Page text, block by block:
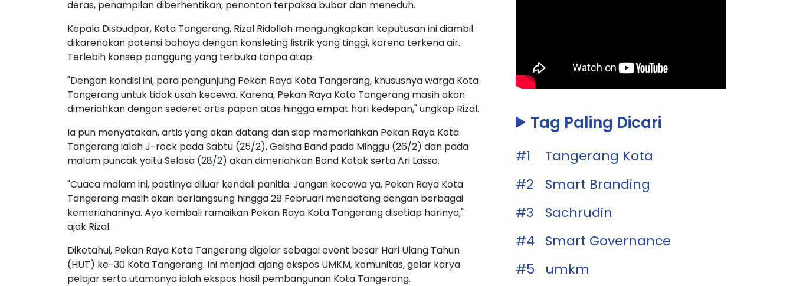
deras, penampilan diberhentikan, penonton terpaksa bubar dan meneduh.
Kepala Disbudpar, Kota Tangerang, Rizal Ridolloh mengungkapkan keputusan ini diambil
dikarenakan potensi bahaya dengan konsleting listrik yang tinggi, karena terkena air.
Terlebih konsep panggung yang terbuka tanpa atap.
"Dengan kondisi ini, para pengunjung Pekan Raya Kota Tangerang, khususnya warga Kota
Tangerang untuk tidak usah kecewa. Karena, Pekan Raya Kota Tangerang masih akan
dimeriahkan dengan sederet artis papan atas hingga empat hari kedepan," ungkap Rizal.
Ia pun menyatakan, artis yang akan datang dan siap memeriahkan Pekan Raya Kota
Tangerang ialah J-rock pada Sabtu (25/2), Geisha Band pada Minggu (26/2) dan pada
malam puncak yaitu Selasa (28/2) akan dimeriahkan Band Kotak serta Ari Lasso.
"Cuaca malam ini, pastinya diluar kendali panitia. Jangan kecewa ya, Pekan Raya Kota
Tangerang masih akan berlangsung hingga 28 Februari mendatang dengan berbagai
kemeriahannya. Ayo kembali ramaikan Pekan Raya Kota Tangerang disetiap harinya,"
ajak Rizal.
Diketahui, Pekan Raya Kota Tangerang digelar sebagai event besar Hari Ulang Tahun
(HUT) ke-30 Kota Tangerang. Ini menjadi ajang ekspos UMKM, komunitas, gelar karya
pelajar serta utamanya ialah ekspos hasil pembangunan Kota Tangerang.
Tag Paling Dicari
#1
Tangerang Kota
#2
Smart Branding
#3
Sachrudin
#4
Smart Governance
#5
umkm